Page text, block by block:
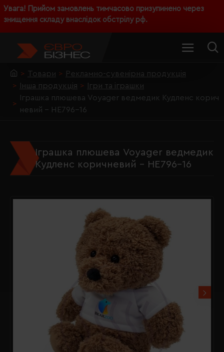
Увага! Прийом замовлень тимчасово призупинено через
знищення складу внаслідок обстрілу рф.
Товари
Рекламно-сувенірна продукція
Інша продукція
Ігри та іграшки
Іграшка плюшева Voyager ведмедик Кудленс корич
невий - HE796-16
Іграшка плюшева Voyager ведмедик
Кудленс коричневий - HE796-16